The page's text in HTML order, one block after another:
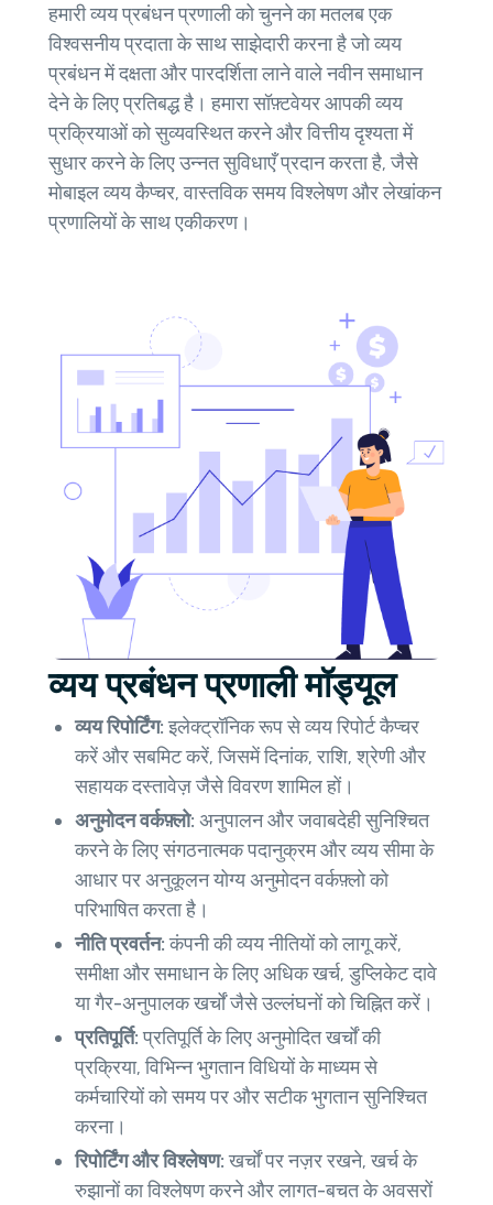
हमारी व्यय प्रबंधन प्रणाली को चुनने का मतलब एक
विश्वसनीय प्रदाता के साथ साझेदारी करना है जो व्यय
प्रबंधन में दक्षता और पारदर्शिता लाने वाले नवीन समाधान
देने के लिए प्रतिबद्ध है। हमारा सॉफ़्टवेयर आपकी व्यय
प्रक्रियाओं को सुव्यवस्थित करने और वित्तीय दृश्यता में
सुधार करने के लिए उन्नत सुविधाएँ प्रदान करता है, जैसे
मोबाइल व्यय कैप्चर, वास्तविक समय विश्लेषण और लेखांकन
प्रणालियों के साथ एकीकरण।
व्यय प्रबंधन प्रणाली मॉड्यूल
व्यय रिपोर्टिंग:इलेक्ट्रॉनिक रूप से व्यय रिपोर्ट कैप्चर
करें और सबमिट करें, जिसमें दिनांक, राशि, श्रेणी और
सहायक दस्तावेज़ जैसे विवरण शामिल हों।
अनुमोदन वर्कफ़्लो: अनुपालन और जवाबदेही सुनिश्चित
करने के लिए संगठनात्मक पदानुक्रम और व्यय सीमा के
आधार पर अनुकूलन योग्य अनुमोदन वर्कफ़्लो को
परिभाषित करता है।
नीति प्रवर्तन:कंपनी की व्यय नीतियों को लागू करें,
समीक्षा और समाधान के लिए अधिक खर्च, डुप्लिकेट दावे
या गैर-अनुपालक खर्चों जैसे उल्लंघनों को चिह्नित करें।
प्रतिपूर्ति:प्रतिपूर्ति के लिए अनुमोदित खर्चों की
प्रक्रिया, विभिन्न भुगतान विधियों के माध्यम से
कर्मचारियों को समय पर और सटीक भुगतान सुनिश्चित
करना।
रिपोर्टिंग और विश्लेषण:खर्चों पर नज़र रखने, खर्च के
रुझानों का विश्लेषण करने और लागत-बचत के अवसरों